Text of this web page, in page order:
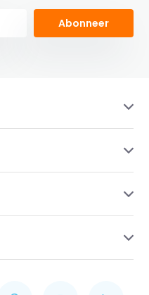
Abonneer